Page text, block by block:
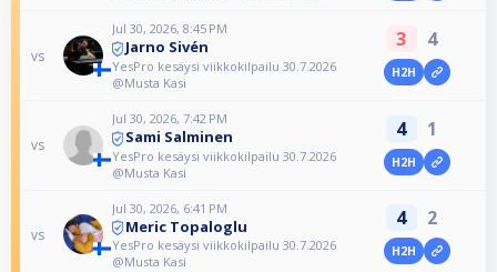
vs
Jul 30, 2026, 8:45 PM
Jarno Sivén
YesPro kesäysi viikkokilpailu 30.7.2026
@Musta Kasi
3 4
H2H
vs
Jul 30, 2026, 7:42 PM
Sami Salminen
YesPro kesäysi viikkokilpailu 30.7.2026
@Musta Kasi
4 1
H2H
vs
Jul 30, 2026, 6:41 PM
Meric Topaloglu
YesPro kesäysi viikkokilpailu 30.7.2026
@Musta Kasi
4 2
H2H